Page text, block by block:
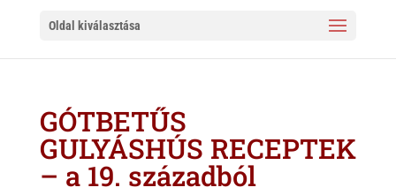
Oldal kiválasztása
GÓTBETŰS
GULYÁSHÚS RECEPTEK
– a 19. századból